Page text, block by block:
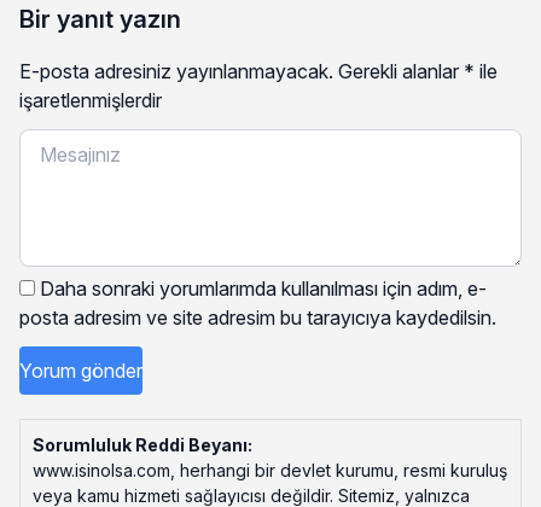
Bir yanıt yazın
E-posta adresiniz yayınlanmayacak. Gerekli alanlar * ile
işaretlenmişlerdir
Daha sonraki yorumlarımda kullanılması için adım, e-
posta adresim ve site adresim bu tarayıcıya kaydedilsin.
Sorumluluk Reddi Beyanı:
www.isinolsa.com, herhangi bir devlet kurumu, resmi kuruluş
veya kamu hizmeti sağlayıcısı değildir. Sitemiz, yalnızca